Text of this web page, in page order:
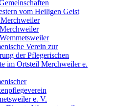
vom Heiligen Geist
Verein zur
der Pflegerischen
im Ortsteil Merchweiler e.
e. V.